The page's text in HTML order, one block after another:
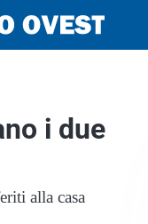
i due
alla casa